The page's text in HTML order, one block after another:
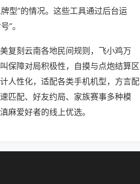
型”的情况。这些工具通过后台运
”。
复刻云南各地民间规则，飞小鸡万
保障对局积极性，自摸与点炮结算区
人性化，适配各类手机机型，方言配
匹配、好友约局、家族赛事多种模
麻爱好者的线上优选。